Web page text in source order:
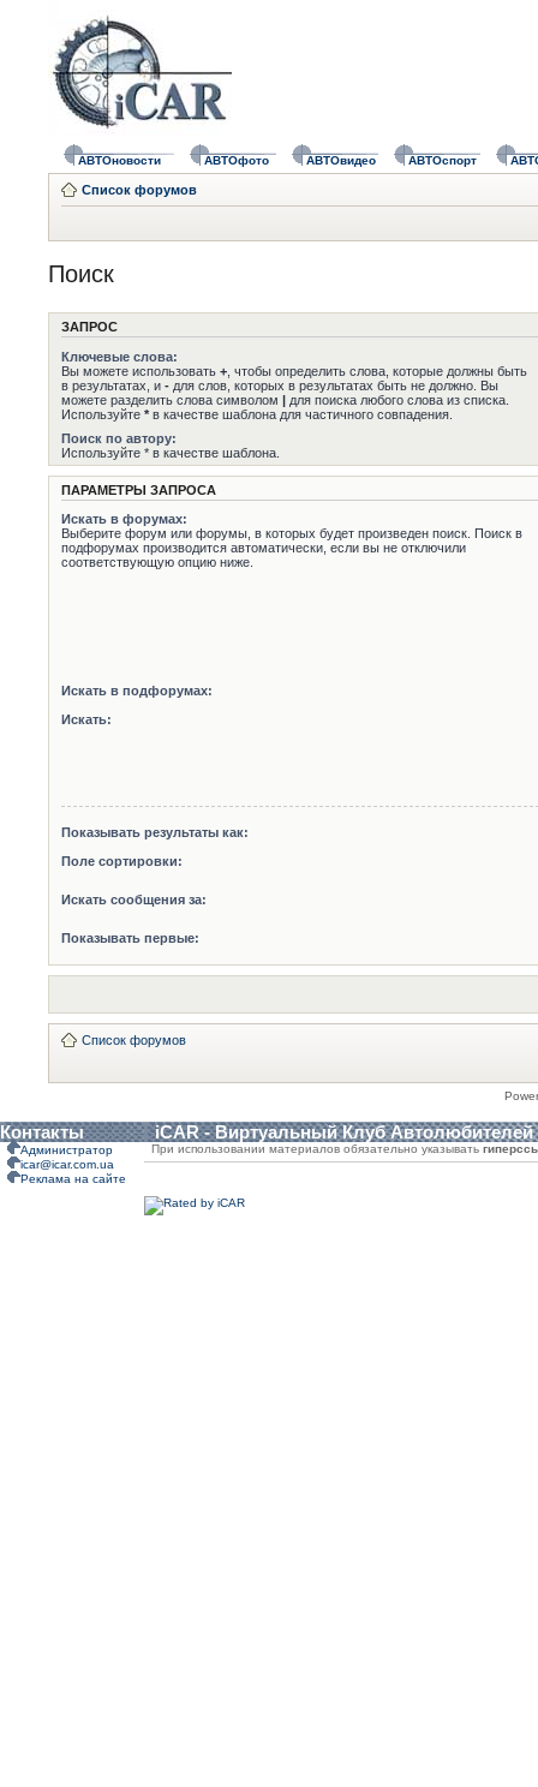
АВТОновости АВТОфото АВТОвидео АВТОспорт
Список форумов
Поиск
ЗАПРОС
Ключевые слова:
Вы можете использовать + , чтобы определить слова, которые должны быть
в результатах, и - для слов, которых в результатах быть не должно. Вы
можете разделить слова символом | для поиска любого слова из списка.
Используйте * в качестве шаблона для частичного совпадения.
Поиск по автору:
Используйте * в качестве шаблона.
ПАРАМЕТРЫ ЗАПРОСА
Искать в форумах:
Выберите форум или форумы, в которых будет произведен поиск. Поиск в
подфорумах производится автоматически, если вы не отключили
соответствующую опцию ниже.
Искать в подфорумах:
Искать:
Показывать результаты как:
Поле сортировки:
Искать сообщения за:
Показывать первые:
Список форумов
Контакты iCAR - Виртуальный Клуб Автолюбителей
Администратор
icar@icar.com.ua
Реклама на сайте
При использовании материалов обязательно указывать